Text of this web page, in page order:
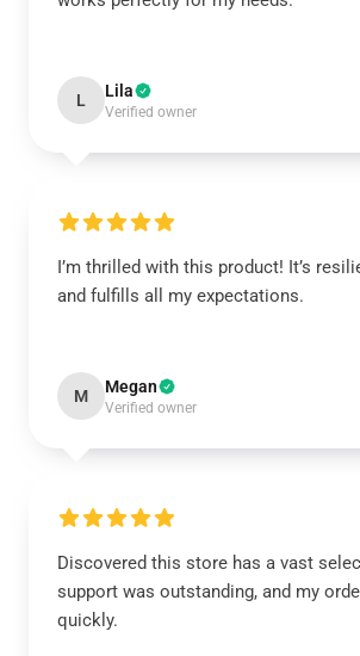
L Lila
Verified owner
I’m thrilled with this product! It’s
and fulfills all my expectations.
M Megan
Verified owner
Discovered this store has a vast
support was outstanding, and my
quickly.